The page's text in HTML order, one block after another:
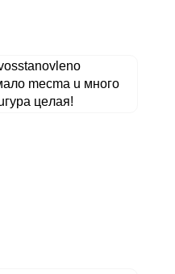
mecma u мнoгo
цeлaя!